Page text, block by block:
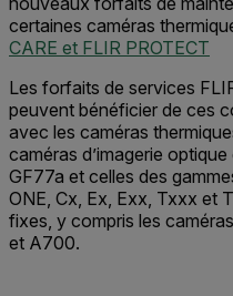
certaines caméras
CARE et FLIR PROTECT
Les forfaits de services
peuvent bénéficier de ces
avec les caméras
caméras d’imagerie
GF77a et celles des
ONE, Cx, Ex, Exx, Txxx et
fixes, y compris les
et A700.